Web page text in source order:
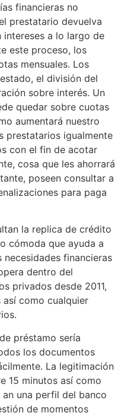
financieras no
prestatario devuelva
intereses a lo largo de
este proceso, los
mensuales. Los
el división del
sobre interés. Un
quedar sobre cuotas
aumentará nuestro
prestatarios igualmente
con el fin de acotar
cosa que les ahorrará
poseen consultar a
para paga
la replica de crédito
cómoda que ayuda a
financieras
dentro del
privados desde 2011,
como cualquier
préstamo serí­a
los documentos
La legitimación
15 minutos así­ como
una perfil del banco
de momentos